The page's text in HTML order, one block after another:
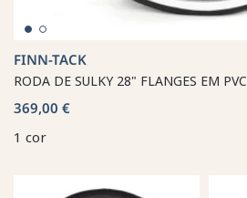
FINN-TACK
RODA DE SULKY 28" FLANGES EM PVC
369,00 €
1 cor